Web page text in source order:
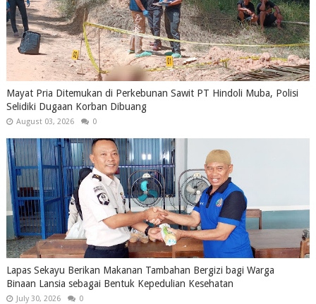
Mayat Pria Ditemukan di Perkebunan Sawit PT Hindoli Muba, Polisi
Selidiki Dugaan Korban Dibuang
August 03, 2026 0
Lapas Sekayu Berikan Makanan Tambahan Bergizi bagi Warga
Binaan Lansia sebagai Bentuk Kepedulian Kesehatan
July 30, 2026 0